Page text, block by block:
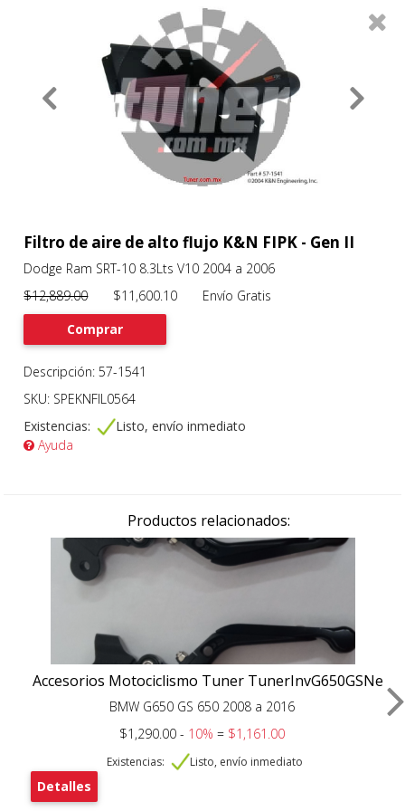
Services
Filtros 0
Previous
Filtro de aire de alto flujo K&N FIPK - Gen II
Dodge Ram SRT-10 8.3Lts V10 2004 a 2006
$12,889.00$11,600.10 Envío Gratis
Comprar
Descripción: 57-1541
SKU: SPEKNFIL0564
Existencias:
Listo, envío inmediato
Ayuda
Productos relacionados:
Accesorios Motociclismo Tuner TunerInvG650GSNe
BMW G650 GS 650 2008 a 2016
$1,290.00 - 10%= $1,161.00
Existencias: Listo, envío inmediato
Detalles